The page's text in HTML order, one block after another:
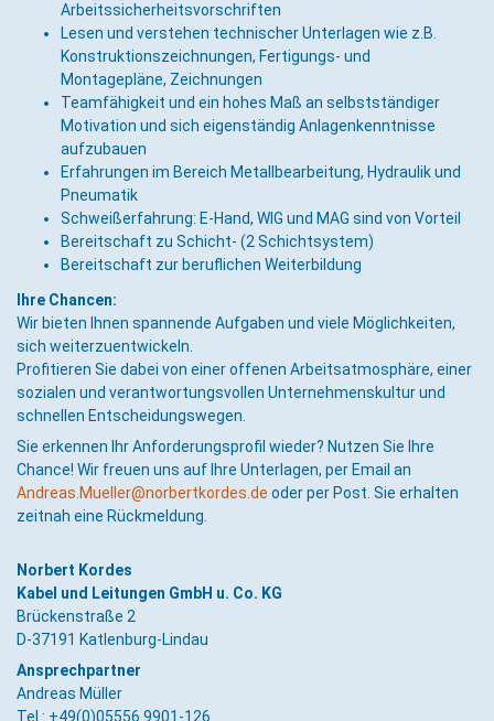
Arbeitssicherheitsvorschriften
Lesen und verstehen technischer Unterlagen wie z.B.
Konstruktionszeichnungen, Fertigungs- und
Montagepläne, Zeichnungen
Teamfähigkeit und ein hohes Maß an selbstständiger
Motivation und sich eigenständig Anlagenkenntnisse
aufzubauen
Erfahrungen im Bereich Metallbearbeitung, Hydraulik und
Pneumatik
Schweißerfahrung: E-Hand, WIG und MAG sind von Vorteil
Bereitschaft zu Schicht- (2 Schichtsystem)
Bereitschaft zur beruflichen Weiterbildung
Ihre Chancen:
Wir bieten Ihnen spannende Aufgaben und viele Möglichkeiten,
sich weiterzuentwickeln.
Profitieren Sie dabei von einer offenen Arbeitsatmosphäre, einer
sozialen und verantwortungsvollen Unternehmenskultur und
schnellen Entscheidungswegen.
Sie erkennen Ihr Anforderungsprofil wieder? Nutzen Sie Ihre
Chance! Wir freuen uns auf Ihre Unterlagen, per Email an
Andreas.Mueller@norbertkordes.de oder per Post. Sie erhalten
zeitnah eine Rückmeldung.
Norbert Kordes
Kabel und Leitungen GmbH u. Co. KG
Brückenstraße 2
D-37191 Katlenburg-Lindau
Ansprechpartner
Andreas Müller
Tel.: +49(0)05556.9901-126